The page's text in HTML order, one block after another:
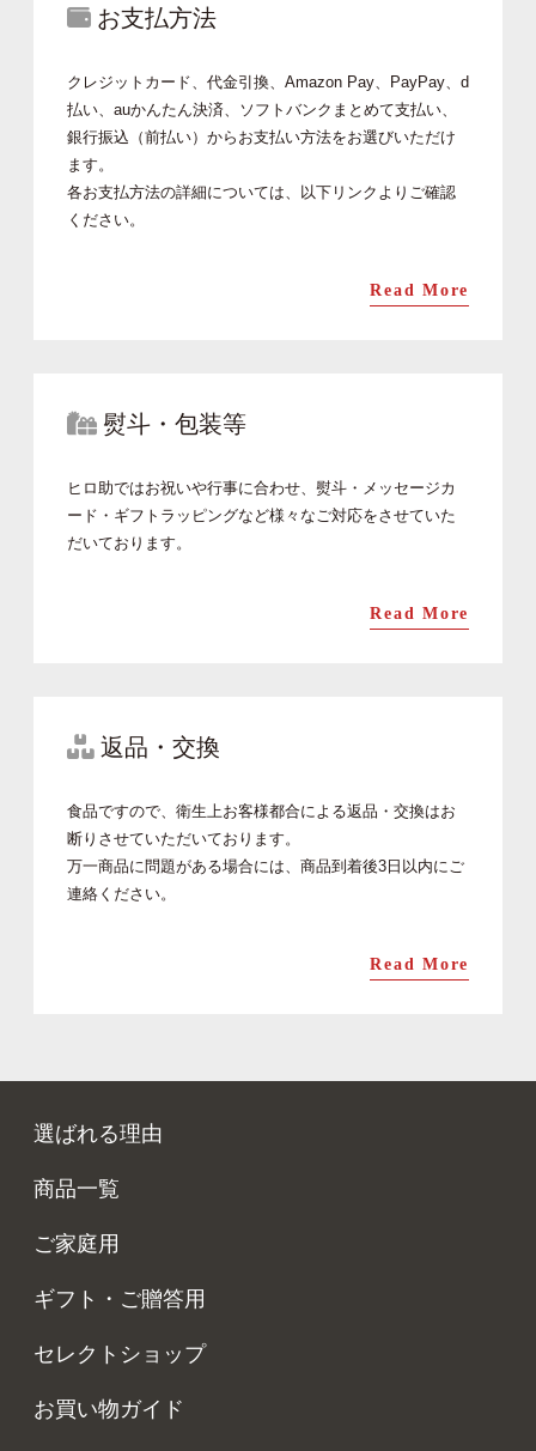
お支払方法
クレジットカード、代金引換、Amazon Pay、PayPay、d
払い、auかんたん決済、ソフトバンクまとめて支払い、
銀行振込（前払い）からお支払い方法をお選びいただけ
ます。
各お支払方法の詳細については、以下リンクよりご確認
ください。
Read More
熨斗・包装等
ヒロ助ではお祝いや行事に合わせ、熨斗・メッセージカ
ード・ギフトラッピングなど様々なご対応をさせていた
だいております。
Read More
返品・交換
食品ですので、衛生上お客様都合による返品・交換はお
断りさせていただいております。
万一商品に問題がある場合には、商品到着後3日以内にご
連絡ください。
Read More
選ばれる理由
商品一覧
ご家庭用
ギフト・ご贈答用
セレクトショップ
お買い物ガイド